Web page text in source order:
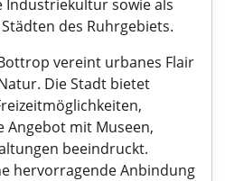
Industriekultur sowie als
des Ruhrgebiets.
vereint urbanes Flair
Die Stadt bietet
Angebot mit Museen,
beeindruckt.
hervorragende Anbindung